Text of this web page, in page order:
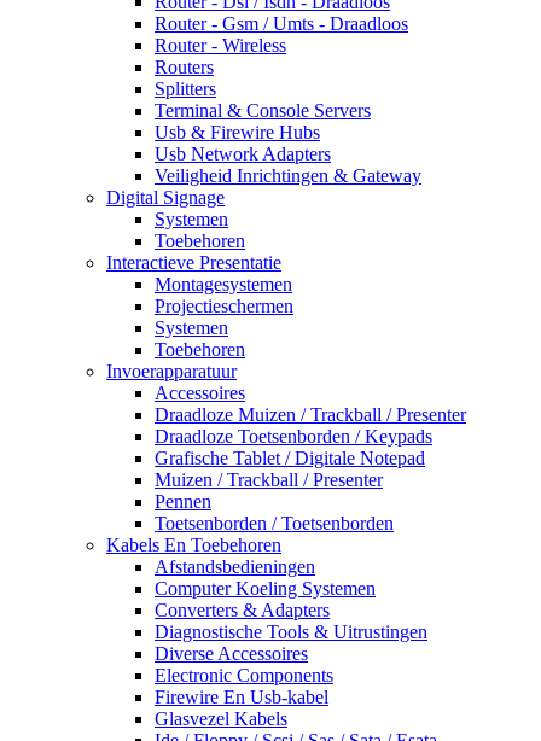
Router - Gsm / Umts - Draadloos
Router - Wireless
Routers
Splitters
Terminal & Console Servers
Usb & Firewire Hubs
Usb Network Adapters
Veiligheid Inrichtingen & Gateway
Digital Signage
Systemen
Toebehoren
Interactieve Presentatie
Montagesystemen
Projectieschermen
Systemen
Toebehoren
Invoerapparatuur
Accessoires
Draadloze Muizen / Trackball / Presenter
Draadloze Toetsenborden / Keypads
Grafische Tablet / Digitale Notepad
Muizen / Trackball / Presenter
Pennen
Toetsenborden / Toetsenborden
Kabels En Toebehoren
Afstandsbedieningen
Computer Koeling Systemen
Converters & Adapters
Diagnostische Tools & Uitrustingen
Diverse Accessoires
Electronic Components
Firewire En Usb-kabel
Glasvezel Kabels